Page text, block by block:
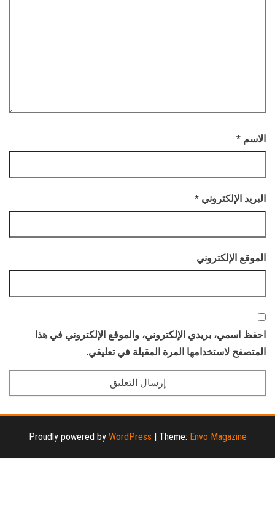
الاسم *
البريد الإلكتروني *
الموقع الإلكتروني
احفظ اسمي، بريدي الإلكتروني، والموقع الإلكتروني في هذا
المتصفح لاستخدامها المرة المقبلة في تعليقي.
Proudly powered by WordPress Theme: Envo Magazine